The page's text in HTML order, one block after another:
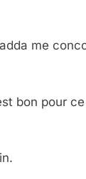
me
bon pour